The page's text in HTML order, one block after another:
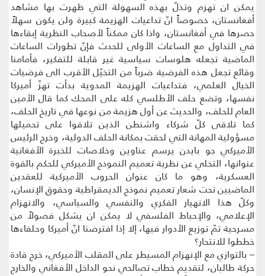
يمكن ان تهزم وتذلّ بهذه السهولة التي ظهرت بها مشاهد
أفغانستان، خصوصاً انّ تداعيات الهزيمة كبيرة ولن يكون سهلاً
حصرها في أفغانستان، واذا كان ممكناً لأصحاب النظرية إبقاءها
في التداول مع الساعات الأولى للحدث فإنّ تطورات الساعات
الماضية تجعله هلوسات سياسية غير قابلة للتفكير، فأمامنا
وقائع تجعل هذه الفرضية ضرباً من التخيّل الأقرب الى فرضيات
الخيال العلمي، فتداعيات الهزيمة المدوية بدأت تهزّ أميركا
نفسها، وتضع حلف الأطلسي كله على المحك كما قال الأمين
العام للحلف، والحديث عن أول هزيمة من نوعها في تاريخ الحلف،
كما تلاقى كلّ شركاء واشنطن الذين تلاقوا على تحميلها
مسؤولية المهانة التي لحقت بمكانة الحلف الدولية، وخرج الرئيس
الأميركي جو بايدن يرسم عناوين وخلاصات للخبرة الأفغانية
عنوانها، التخلي عن نظرية تعميم النموذج الأميركي للحكم بالقوة
العسكرية، وهو ما كان عنوان الحروب الأميركية للعقدين
الماضيين تحت شعار تعميم نموذج الديمقراطية وحقوق الإنسان،
وكلّ هذا الانهيار الفكري والنفسي والسياسي، والانهزام
الإعلامي، والإحباط الفلسفي لا يمكن ان يشكل فصولاً من
مسرحية تمّ توزيع الأدوار فيها، إلا إذا افترضنا انّ أميركا وحلفاءها
خططوا للانتحار؟
– بالتوازي مع الإنهزام المسيطر على المقلب الأميركي، خرج قادة
حركة طالبان، لتقديم خطاب تصالحي نحو الداخل الأفغاني والخارج